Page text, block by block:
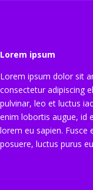
Lorem ipsum
Lorem ipsum dolor sit
consectetur adipiscing
pulvinar, leo et luctus
enim lobortis augue, id
lorem eu sapien. Fusce
posuere, luctus purus